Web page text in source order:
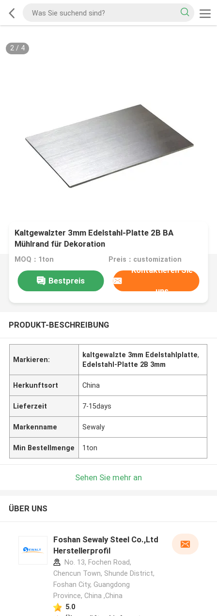
2/ 4
Kaltgewalzter 3mm Edelstahl-Platte 2B BA
Mühlrand für Dekoration
MOQ：1ton Preis：customization
Bestpreis
Kontaktieren Sie
uns
PRODUKT-BESCHREIBUNG
Markieren:
kaltgewalzte 3mm Edelstahlplatte,
Edelstahl-Platte 2B 3mm
Herkunftsort China
Lieferzeit 7-15days
Markenname Sewaly
Min Bestellmenge 1ton
Sehen Sie mehr an
ÜBER UNS
Foshan Sewaly Steel Co.,Ltd
Herstellerprofil
No. 13, Fochen Road,
Chencun Town, Shunde District,
Foshan City, Guangdong
Province, China ,China
5.0